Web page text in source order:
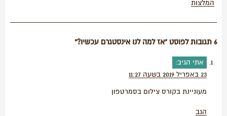
המלצות
6 תגובות לפוסט “אז למה לנו אינסטגרם עכשיו?”
אתי הגיב:
23 באפריל 2019 בשעה 11:27
מעוניינת בקורס צילום בסמרטפון
הגב